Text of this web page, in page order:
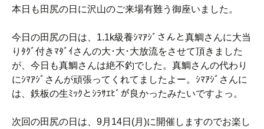
本日も田尻の日に沢山のご来場有難う御座いました。
今日の田尻の日は、1.1k級養ｼﾏｱｼﾞさんと真鯛さんに大当
りﾀｸﾞ付きﾏﾀﾞｲさんの大･大･大放流をさせて頂きました
が、今日も真鯛さんは絶不釣でした。真鯛さんの代わり
にｼﾏｱｼﾞさんが頑張ってくれてましたよー。ｼﾏｱｼﾞさんに
は、鉄板の生ﾐｯｸとｼﾗｻｴﾋﾞが良かったみたいですよっ。
次回の田尻の日は、9月14日(月)に開催しますのでお楽し